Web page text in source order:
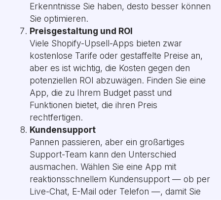
Erkenntnisse Sie haben, desto besser können
Sie optimieren.
Preisgestaltung und ROI
Viele Shopify-Upsell-Apps bieten zwar
kostenlose Tarife oder gestaffelte Preise an,
aber es ist wichtig, die Kosten gegen den
potenziellen ROI abzuwägen. Finden Sie eine
App, die zu Ihrem Budget passt und
Funktionen bietet, die ihren Preis
rechtfertigen.
Kundensupport
Pannen passieren, aber ein großartiges
Support-Team kann den Unterschied
ausmachen. Wählen Sie eine App mit
reaktionsschnellem Kundensupport — ob per
Live-Chat, E-Mail oder Telefon —, damit Sie